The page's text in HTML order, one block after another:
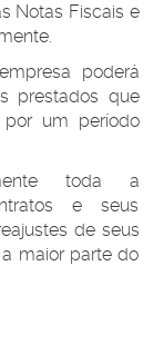
Notas Fiscais e
poderá
prestados que
um período
toda a
e seus
de seus
maior parte do